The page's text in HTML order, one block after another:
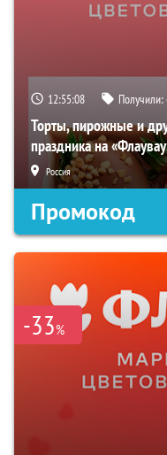
12:55:07 Получили:
Торты, пирожные и
праздника на
Россия
Промокод
-33%